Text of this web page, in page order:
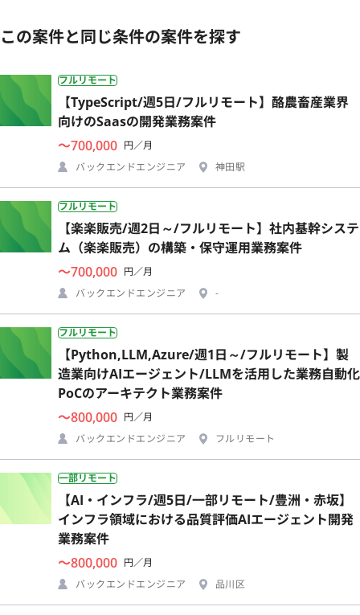
この案件と同じ条件の案件を探す
フルリモート
【TypeScript/週5日/フルリモート】酪農畜産業界
向けのSaasの開発業務案件
〜700,000 円／月
バックエンドエンジニア
神田駅
フルリモート
【楽楽販売/週2日～/フルリモート】社内基幹システ
ム（楽楽販売）の構築・保守運用業務案件
〜700,000 円／月
バックエンドエンジニア
-
フルリモート
【Python,LLM,Azure/週1日～/フルリモート】製
造業向けAIエージェント/LLMを活用した業務自動化
PoCのアーキテクト業務案件
〜800,000 円／月
バックエンドエンジニア
フルリモート
一部リモート
【AI・インフラ/週5日/一部リモート/豊洲・赤坂】
インフラ領域における品質評価AIエージェント開発
業務案件
〜800,000 円／月
バックエンドエンジニア
品川区